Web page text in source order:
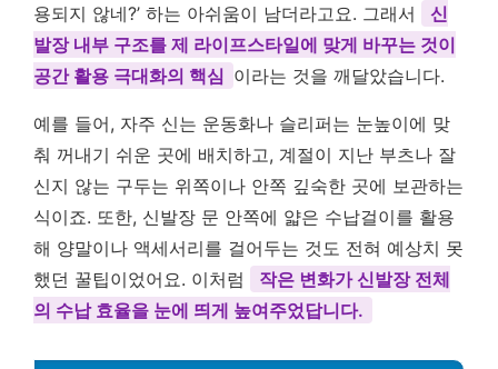
용되지 않네?’ 하는 아쉬움이 남더라고요. 그래서
신
발장 내부 구조를 제 라이프스타일에 맞게 바꾸는 것이
공간 활용 극대화의 핵심 이라는 것을 깨달았습니다.
예를 들어, 자주 신는 운동화나 슬리퍼는 눈높이에 맞
춰 꺼내기 쉬운 곳에 배치하고, 계절이 지난 부츠나 잘
신지 않는 구두는 위쪽이나 안쪽 깊숙한 곳에 보관하는
식이죠. 또한, 신발장 문 안쪽에 얇은 수납걸이를 활용
해 양말이나 액세서리를 걸어두는 것도 전혀 예상치 못
했던 꿀팁이었어요. 이처럼
작은 변화가 신발장 전체
의 수납 효율을 눈에 띄게 높여주었답니다.